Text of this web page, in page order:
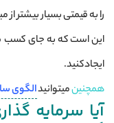
را به قیمتی بسیار بیشتر
این است که به جای کسب
ایجاد کنید.
همچنینمیتوانیدالگوی
آیا سرمایه